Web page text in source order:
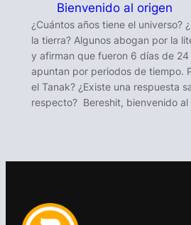
Bienvenido al origen
¿Cuántos años tiene el universo?
la tierra? Algunos abogan por la
y afirman que fueron 6 días de 24
apuntan por periodos de tiempo.
el Tanak? ¿Existe una respuesta
respecto? Bereshit, bienvenido al